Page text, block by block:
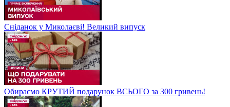
Сніданок у Миколаєві! Великий випуск
Обираємо КРУТИЙ подарунок ВСЬОГО за 300 гривень!